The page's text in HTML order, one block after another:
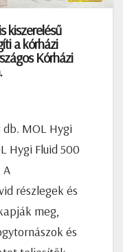
kiszerelésű
a kórházi
Kórházi
db. MOL Hygi
Hygi Fluid 500
részlegek és
meg,
és